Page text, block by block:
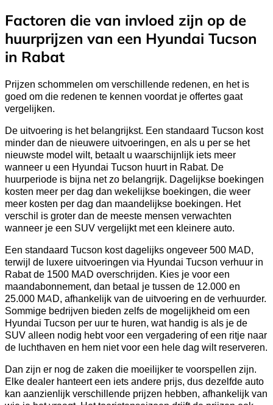
Factoren die van invloed zijn op de
huurprijzen van een Hyundai Tucson
in Rabat
Prijzen schommelen om verschillende redenen, en het is
goed om die redenen te kennen voordat je offertes gaat
vergelijken.
De uitvoering is het belangrijkst. Een standaard Tucson kost
minder dan de nieuwere uitvoeringen, en als u per se het
nieuwste model wilt, betaalt u waarschijnlijk iets meer
wanneer u een Hyundai Tucson huurt in Rabat. De
huurperiode is bijna net zo belangrijk. Dagelijkse boekingen
kosten meer per dag dan wekelijkse boekingen, die weer
meer kosten per dag dan maandelijkse boekingen. Het
verschil is groter dan de meeste mensen verwachten
wanneer je een SUV vergelijkt met een kleinere auto.
Een standaard Tucson kost dagelijks ongeveer 500 MAD,
terwijl de luxere uitvoeringen via Hyundai Tucson verhuur in
Rabat de 1500 MAD overschrijden. Kies je voor een
maandabonnement, dan betaal je tussen de 12.000 en
25.000 MAD, afhankelijk van de uitvoering en de verhuurder.
Sommige bedrijven bieden zelfs de mogelijkheid om een
Hyundai Tucson per uur te huren, wat handig is als je de
SUV alleen nodig hebt voor een vergadering of een ritje naar
de luchthaven en hem niet voor een hele dag wilt reserveren.
Dan zijn er nog de zaken die moeilijker te voorspellen zijn.
Elke dealer hanteert een iets andere prijs, dus dezelfde auto
kan aanzienlijk verschillende prijzen hebben, afhankelijk van